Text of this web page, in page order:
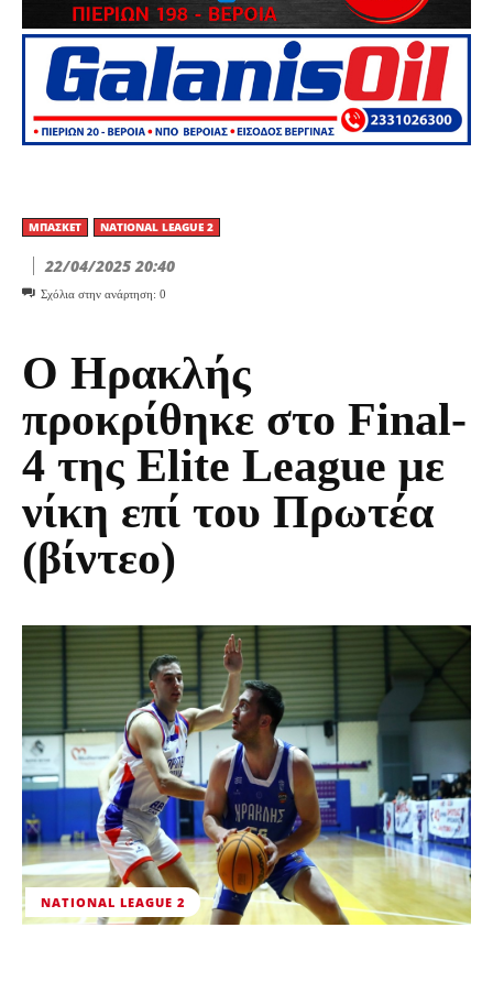
ΜΠΆΣΚΕΤ NATIONAL LEAGUE 2
22/04/2025 20:40
Σχόλια στην ανάρτηση: 0
Ο Ηρακλής
προκρίθηκε στο Final-
4 της Elite League με
νίκη επί του Πρωτέα
(βίντεο)
NATIONAL LEAGUE 2